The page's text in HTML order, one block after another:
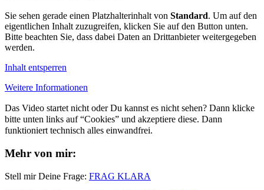
Sie sehen gerade einen Platzhalterinhalt von Standard. Um auf den
eigentlichen Inhalt zuzugreifen, klicken Sie auf den Button unten.
Bitte beachten Sie, dass dabei Daten an Drittanbieter weitergegeben
werden.
Inhalt entsperren
Weitere Informationen
Das Video startet nicht oder Du kannst es nicht sehen? Dann klicke
bitte unten links auf “Cookies” und akzeptiere diese. Dann
funktioniert technisch alles einwandfrei.
Mehr von mir:
Stell mir Deine Frage: FRAG KLARA